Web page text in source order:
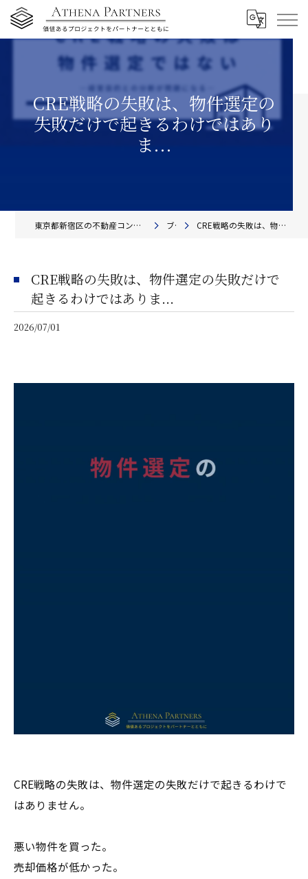
CRE戦略の失敗は、物件選定の
失敗だけで起きるわけではあり
ま...
東京都新宿区の不動産コンサルティングならアテナ・パートナーズ株式会社 ブログ CRE戦略の失敗は、物件選定の失敗だけで起きるわけではありま...
CRE戦略の失敗は、物件選定の失敗だけで
起きるわけではありま...
2026/07/01
CRE戦略の失敗は、物件選定の失敗だけで起きるわけで
はありません。
悪い物件を買った。
売却価格が低かった。